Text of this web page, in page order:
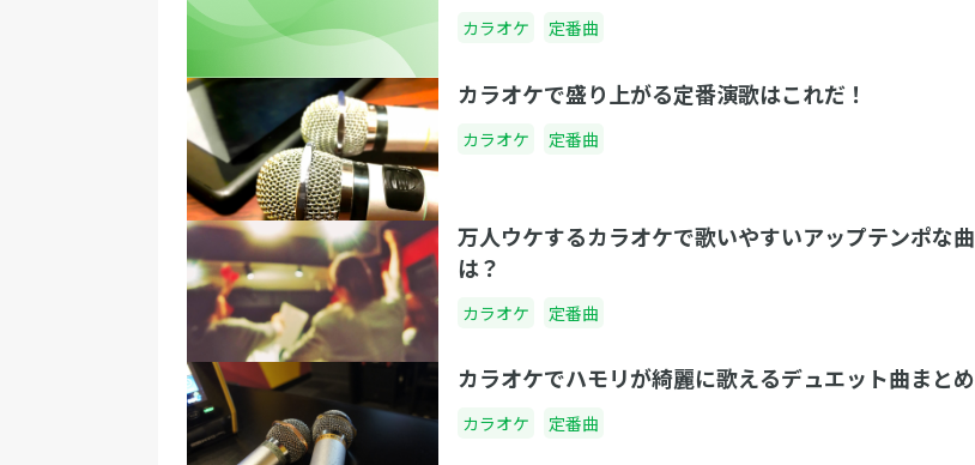
カラオケ 定番曲
カラオケで盛り上がる定番演歌はこれだ！
カラオケ 定番曲
万人ウケするカラオケで歌いやすいアップテンポな曲
は？
カラオケ 定番曲
カラオケでハモリが綺麗に歌えるデュエット曲まとめ
カラオケ 定番曲